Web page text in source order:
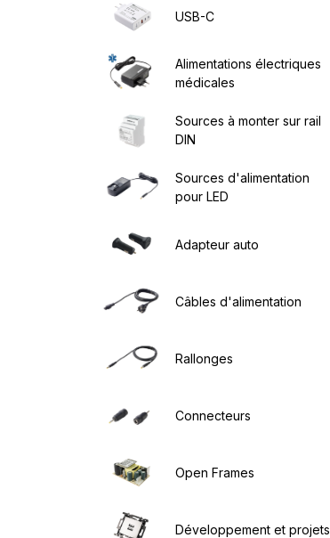
USB-C
Alimentations électriques
médicales
Sources à monter sur rail
DIN
Sources d'alimentation
pour LED
Adapteur auto
Câbles d'alimentation
Rallonges
Connecteurs
Open Frames
Développement et projets